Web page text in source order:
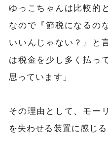
ゆっこちゃんは比較的
なので『節税になるの
いいんじゃない？』と
は税金を少し多く払っ
思っています」
その理由として、モー
を失わせる装置に感じる